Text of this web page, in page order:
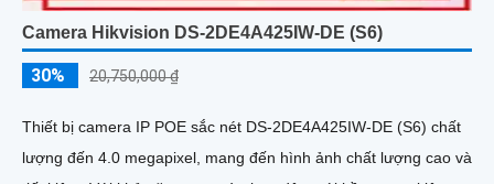
Camera Hikvision DS-2DE4A425IW-DE (S6)
30% 20,750,000 ₫
Thiết bị camera IP POE sắc nét DS-2DE4A425IW-DE (S6) chất
lượng đến 4.0 megapixel, mang đến hình ảnh chất lượng cao và